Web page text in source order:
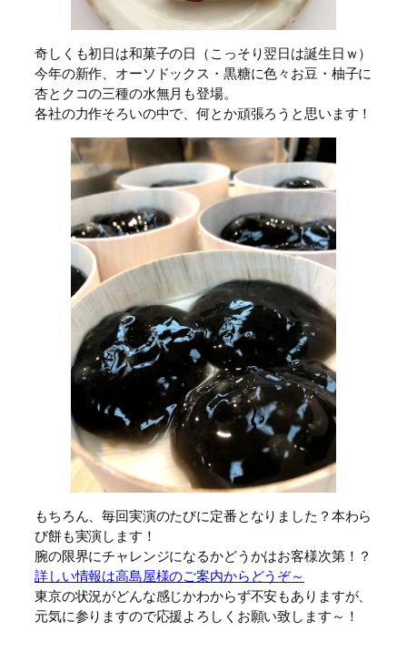
奇しくも初日は和菓子の日（こっそり翌日は誕生日ｗ）
今年の新作、オーソドックス・黒糖に色々お豆・柚子に
杏とクコの三種の水無月も登場。
各社の力作そろいの中で、何とか頑張ろうと思います！
もちろん、毎回実演のたびに定番となりました？本わら
び餅も実演します！
腕の限界にチャレンジになるかどうかはお客様次第！？
詳しい情報は高島屋様のご案内からどうぞ～
東京の状況がどんな感じかわからず不安もありますが、
元気に参りますので応援よろしくお願い致します～！